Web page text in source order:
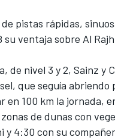
pistas rápidas,
ventaja sobre Al
de nivel 3 y 2, Sainz y
que seguía abriendo
en 100 km la jornada,
de dunas con
y 4:30 con su